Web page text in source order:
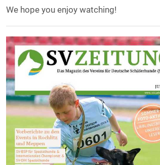
We hope you enjoy watching!